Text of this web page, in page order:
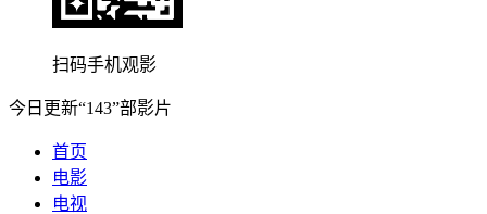
扫码手机观影
今日更新“143”部影片
首页
电影
电视